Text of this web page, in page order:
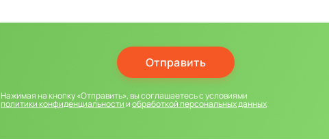
Отправить
Нажимая на кнопку «Отправить», вы соглашаетесь с условиями
политики конфиденциальностииобработкой персональных данных